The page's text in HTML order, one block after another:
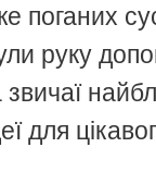
поганих
руку
для